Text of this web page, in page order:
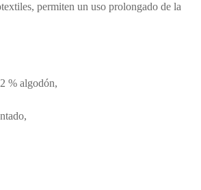
permiten un uso prolongado de la
% algodón,